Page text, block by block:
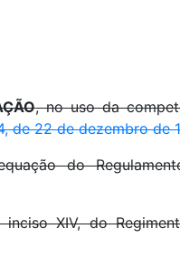
, no uso da
de 22 de dezembro de
do
XIV, do